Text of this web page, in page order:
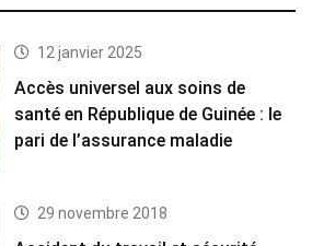
12 janvier 2025
Accès universel aux soins de
santé en République de Guinée : le
pari de l’assurance maladie
29 novembre 2018